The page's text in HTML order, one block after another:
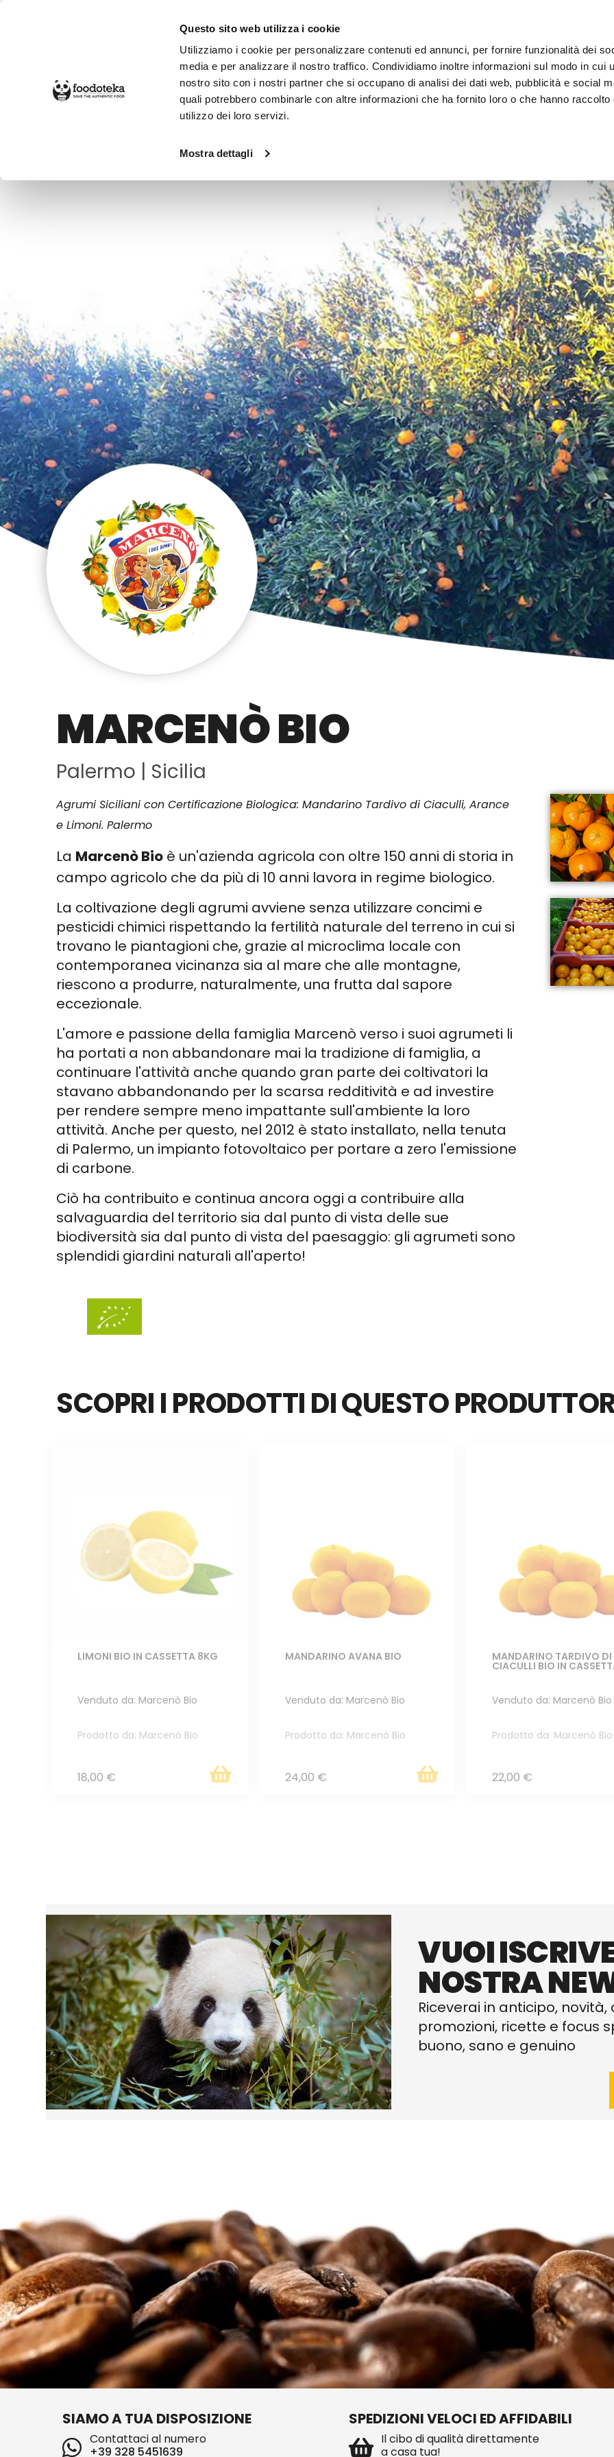
Questo sito web utilizza i cookie
Utilizziamo i cookie per personalizzare contenuti ed annunci, per fornire funzionalità dei
media e per analizzare il nostro traffico. Condividiamo inoltre informazioni sul modo in cui
nostro sito con i nostri partner che si occupano di analisi dei dati web, pubblicità e social
quali potrebbero combinarle con altre informazioni che ha fornito loro o che hanno raccolto
utilizzo dei loro servizi.
Mostra dettagli
SPESA ONLINE DA NON PERDERE LE BOTTEGHE
MARCENÒ BIO
Palermo | Sicilia
Agrumi Siciliani con Certificazione Biologica: Mandarino Tardivo di Ciaculli, Arance
e Limoni. Palermo
La Marcenò Bio è un'azienda agricola con oltre 150 anni di storia in
campo agricolo che da più di 10 anni lavora in regime biologico.
La coltivazione degli agrumi avviene senza utilizzare concimi e
pesticidi chimici rispettando la fertilità naturale del terreno in cui si
trovano le piantagioni che, grazie al microclima locale con
contemporanea vicinanza sia al mare che alle montagne,
riescono a produrre, naturalmente, una frutta dal sapore
eccezionale.
L'amore e passione della famiglia Marcenò verso i suoi agrumeti li
ha portati a non abbandonare mai la tradizione di famiglia, a
continuare l'attività anche quando gran parte dei coltivatori la
stavano abbandonando per la scarsa redditività e ad investire
per rendere sempre meno impattante sull'ambiente la loro
attività. Anche per questo, nel 2012 è stato installato, nella tenuta
di Palermo, un impianto fotovoltaico per portare a zero l'emissione
di carbone.
Ciò ha contribuito e continua ancora oggi a contribuire alla
salvaguardia del territorio sia dal punto di vista delle sue
biodiversità sia dal punto di vista del paesaggio: gli agrumeti sono
splendidi giardini naturali all'aperto!
SCOPRI I PRODOTTI DI QUESTO
LIMONI BIO IN CASSETTA 8KG
Venduto da: Marcenò Bio
Prodotto da: Marcenò Bio
18,00 €
MANDARINO AVANA BIO
Venduto da: Marcenò Bio
Prodotto da: Marcenò Bio
24,00 €
MANDARINO TARDIVO DI
CIACULLI BIO IN
Venduto da: Marcenò Bio
Prodotto da: Marcenò Bio
22,00 €
VUOI
NOSTRA
Riceverai in anticipo, novità,
promozioni, ricette e focus
buono, sano e genuino
SIAMO A TUA DISPOSIZIONE
Contattaci al numero
+39 328 5451639
SPEDIZIONI VELOCI ED AFFIDABILI
Il cibo di qualità direttamente
a casa tua!